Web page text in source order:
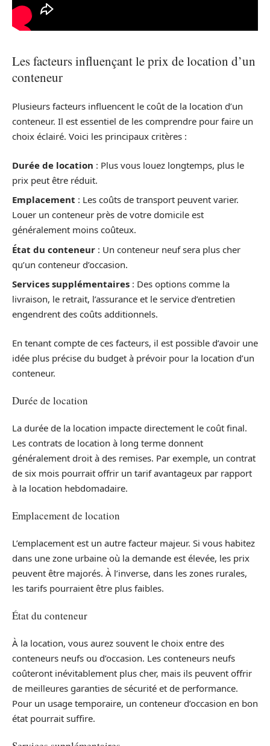
Les facteurs influençant le prix de location d’un
conteneur
Plusieurs facteurs influencent le coût de la location d’un
conteneur. Il est essentiel de les comprendre pour faire un
choix éclairé. Voici les principaux critères :
Durée de location : Plus vous louez longtemps, plus le
prix peut être réduit.
Emplacement : Les coûts de transport peuvent varier.
Louer un conteneur près de votre domicile est
généralement moins coûteux.
État du conteneur : Un conteneur neuf sera plus cher
qu’un conteneur d’occasion.
Services supplémentaires : Des options comme la
livraison, le retrait, l’assurance et le service d’entretien
engendrent des coûts additionnels.
En tenant compte de ces facteurs, il est possible d’avoir une
idée plus précise du budget à prévoir pour la location d’un
conteneur.
Durée de location
La durée de la location impacte directement le coût final.
Les contrats de location à long terme donnent
généralement droit à des remises. Par exemple, un contrat
de six mois pourrait offrir un tarif avantageux par rapport
à la location hebdomadaire.
Emplacement de location
L’emplacement est un autre facteur majeur. Si vous habitez
dans une zone urbaine où la demande est élevée, les prix
peuvent être majorés. À l’inverse, dans les zones rurales,
les tarifs pourraient être plus faibles.
État du conteneur
À la location, vous aurez souvent le choix entre des
conteneurs neufs ou d’occasion. Les conteneurs neufs
coûteront inévitablement plus cher, mais ils peuvent offrir
de meilleures garanties de sécurité et de performance.
Pour un usage temporaire, un conteneur d’occasion en bon
état pourrait suffire.